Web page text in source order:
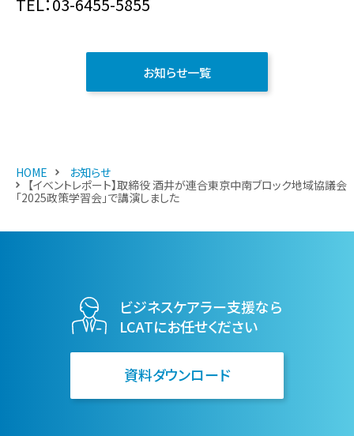
お知らせ一覧
HOME
お知らせ
【イベントレポート】取締役 酒井が連合東京中南ブロック地域協議会
「2025政策学習会」で講演しました
ビジネスケアラー支援なら
LCATにお任せください
資料ダウンロード